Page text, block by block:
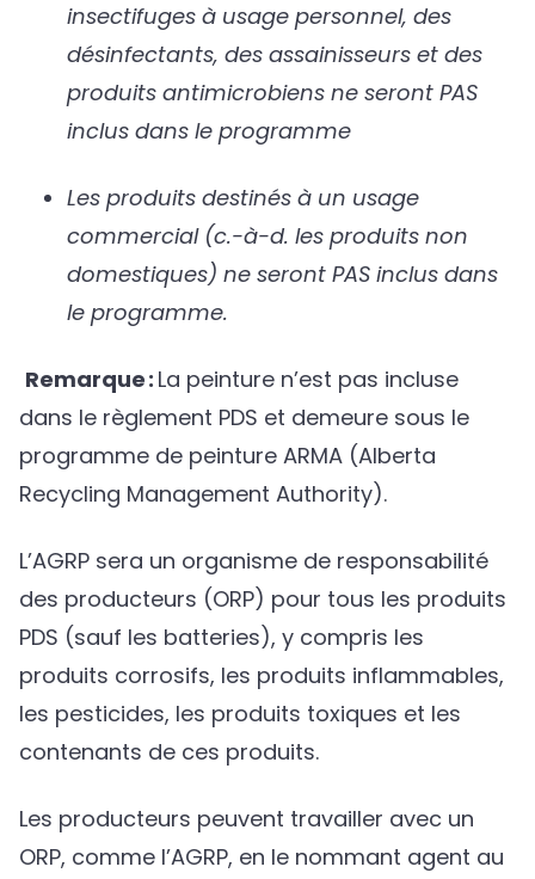
insectifuges à usage personnel, des
désinfectants, des assainisseurs et des
produits antimicrobiens ne seront PAS
inclus dans le programme
Les produits destinés à un usage
commercial (c.-à-d. les produits non
domestiques) ne seront PAS inclus dans
le programme.
Remarque : La peinture n’est pas incluse
dans le règlement PDS et demeure sous le
programme de peinture ARMA (Alberta
Recycling Management Authority).
L’AGRP sera un organisme de responsabilité
des producteurs (ORP) pour tous les produits
PDS (sauf les batteries), y compris les
produits corrosifs, les produits inflammables,
les pesticides, les produits toxiques et les
contenants de ces produits.
Les producteurs peuvent travailler avec un
ORP, comme l’AGRP, en le nommant agent au